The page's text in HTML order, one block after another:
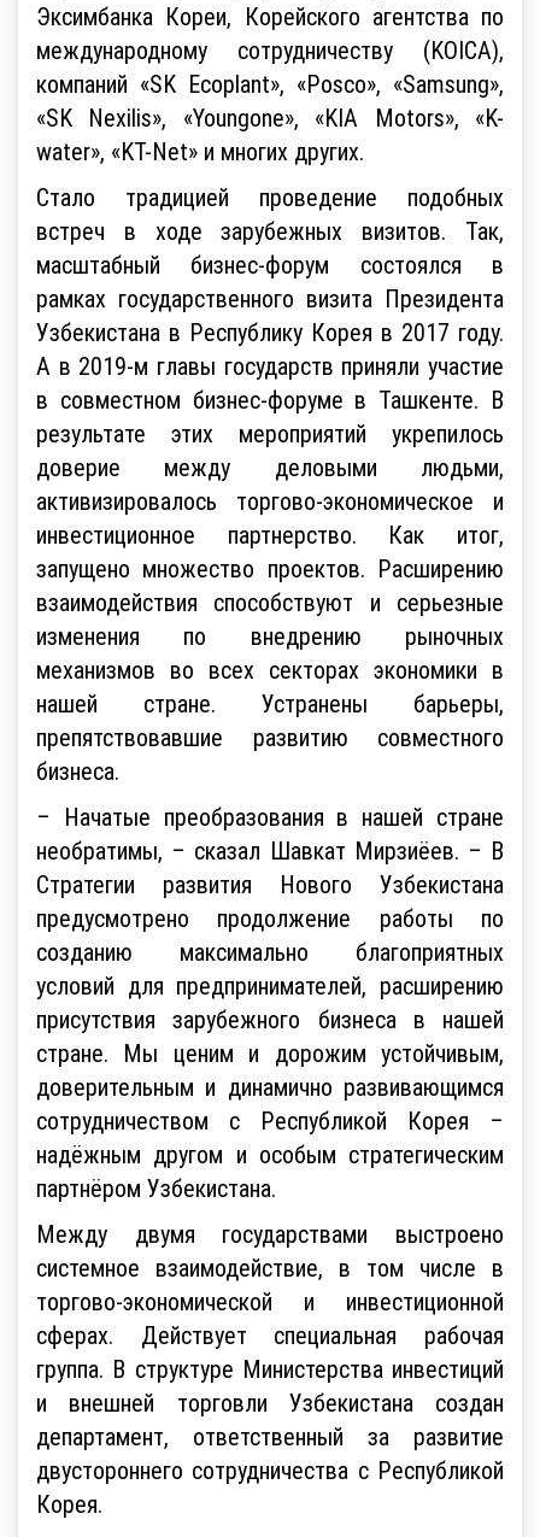
Эксимбанка Кореи, Корейского агентства по
международному сотрудничеству (KOICA),
компаний «SK Ecoplant», «Posco», «Samsung»,
«SK Nexilis», «Youngone», «KIA Motors», «K-
water», «KT-Net» и многих других.
Стало традицией проведение подобных
встреч в ходе зарубежных визитов. Так,
масштабный бизнес-форум состоялся в
рамках государственного визита Президента
Узбекистана в Республику Корея в 2017 году.
А в 2019-м главы государств приняли участие
в совместном бизнес-форуме в Ташкенте. В
результате этих мероприятий укрепилось
доверие между деловыми людьми,
активизировалось торгово-экономическое и
инвестиционное партнерство. Как итог,
запущено множество проектов. Расширению
взаимодействия способствуют и серьезные
изменения по внедрению рыночных
механизмов во всех секторах экономики в
нашей стране. Устранены барьеры,
препятствовавшие развитию совместного
бизнеса.
– Начатые преобразования в нашей стране
необратимы, – сказал Шавкат Мирзиёев. – В
Стратегии развития Нового Узбекистана
предусмотрено продолжение работы по
созданию максимально благоприятных
условий для предпринимателей, расширению
присутствия зарубежного бизнеса в нашей
стране. Мы ценим и дорожим устойчивым,
доверительным и динамично развивающимся
сотрудничеством с Республикой Корея –
надёжным другом и особым стратегическим
партнёром Узбекистана.
Между двумя государствами выстроено
системное взаимодействие, в том числе в
торгово-экономической и инвестиционной
сферах. Действует специальная рабочая
группа. В структуре Министерства инвестиций
и внешней торговли Узбекистана создан
департамент, ответственный за развитие
двустороннего сотрудничества с Республикой
Корея.